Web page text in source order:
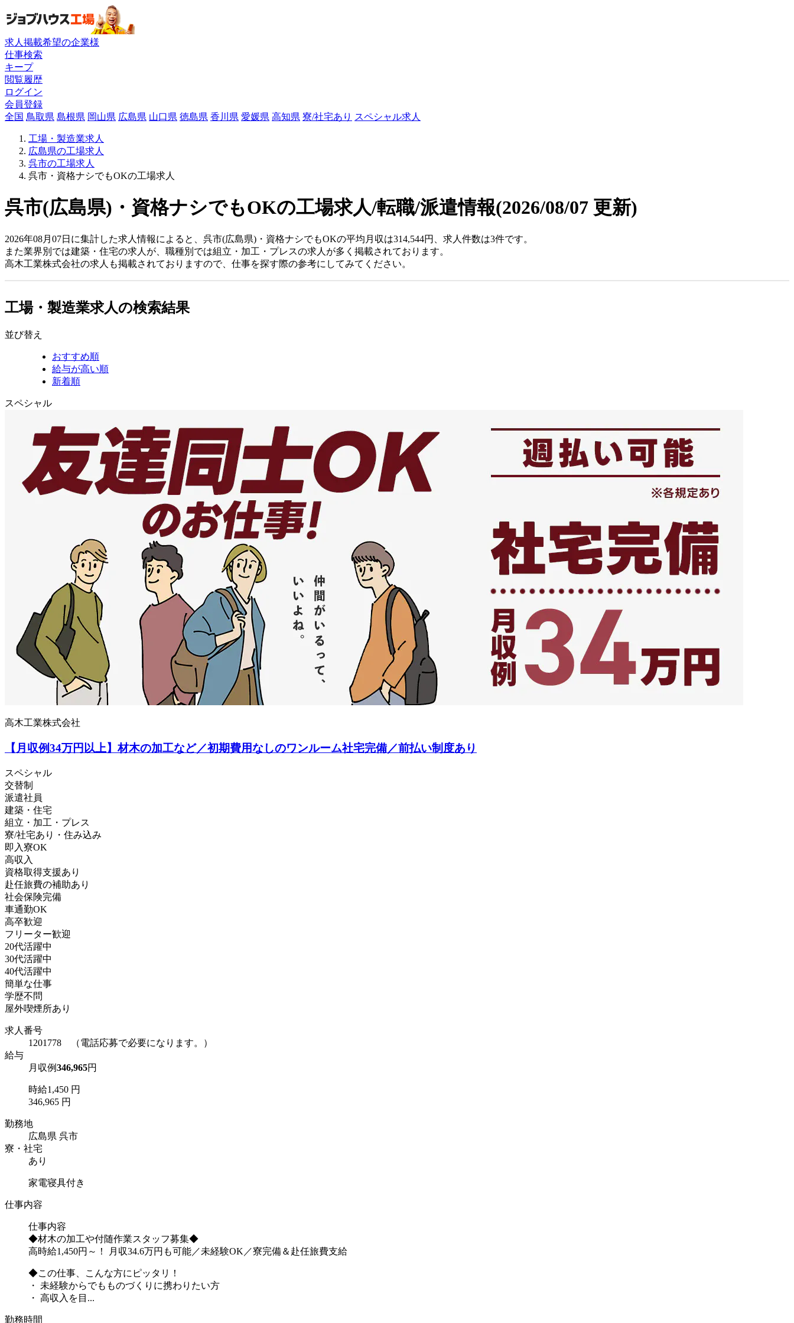
求人掲載希望の企業様
仕事検索
キープ
閲覧履歴
ログイン
会員登録
全国 鳥取県 島根県 岡山県 広島県 山口県 徳島県 香川県 愛媛県 高知県 寮/社宅あり スペシャル求人
工場・製造業求人
広島県の工場求人
呉市の工場求人
呉市・資格ナシでもOKの工場求人
呉市(広島県)・資格ナシでもOKの工場求人/転職/派遣情報(2026/08/07 更新)
2026年08月07日に集計した求人情報によると、呉市(広島県)・資格ナシでもOKの平均月収は314,544円、求人件数は3件です。
また業界別では建築・住宅の求人が、職種別では組立・加工・プレスの求人が多く掲載されております。
高木工業株式会社の求人も掲載されておりますので、仕事を探す際の参考にしてみてください。
工場・製造業求人の検索結果
並び替え
おすすめ順
給与が高い順
新着順
スペシャル
高木工業株式会社
【月収例34万円以上】材木の加工など／初期費用なしのワンルーム社宅完備／前払い制度あり
スペシャル
交替制
派遣社員
建築・住宅
組立・加工・プレス
寮/社宅あり・住み込み
即入寮OK
高収入
資格取得支援あり
赴任旅費の補助あり
社会保険完備
車通勤OK
高卒歓迎
フリーター歓迎
20代活躍中
30代活躍中
40代活躍中
簡単な仕事
学歴不問
屋外喫煙所あり
求人番号
1201778 （電話応募で必要になります。）
給与
月収例346,965円
時給1,450 円
346,965 円
勤務地
広島県 呉市
寮・社宅
あり
家電寝具付き
仕事内容
仕事内容
◆材木の加工や付随作業スタッフ募集◆
高時給1,450円～！ 月収34.6万円も可能／未経験OK／寮完備＆赴任旅費支給
◆この仕事、こんな方にピッタリ！
・ 未経験からでもものづくりに携わりたい方
・ 高収入を目...
勤務時間